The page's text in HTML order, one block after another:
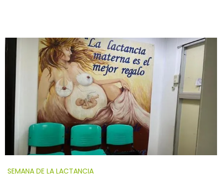
SEMANA DE LA LACTANCIA